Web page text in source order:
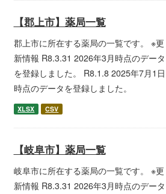
【郡上市】薬局一覧
郡上市に所在する薬局の一覧です。 ※更
新情報 R8.3.31 2026年3月時点のデータ
を登録しました。 R8.1.8 2025年7月1日
時点のデータを登録しました。
XLSX CSV
【岐阜市】薬局一覧
岐阜市に所在する薬局の一覧です。 ※更
新情報 R8.3.31 2026年3月時点のデータ